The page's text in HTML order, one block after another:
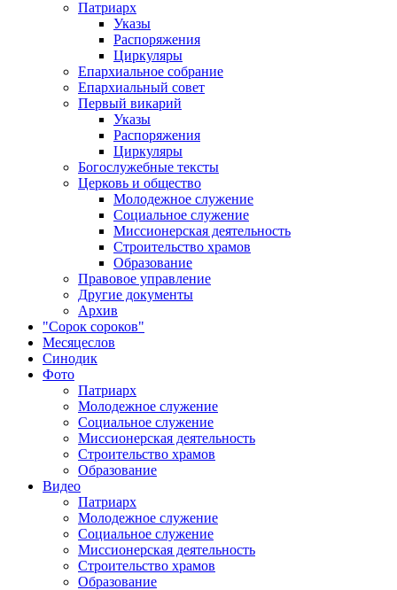
Патриарх
Указы
Распоряжения
Циркуляры
Епархиальное собрание
Епархиальный совет
Первый викарий
Указы
Распоряжения
Циркуляры
Богослужебные тексты
Церковь и общество
Молодежное служение
Социальное служение
Миссионерская деятельность
Строительство храмов
Образование
Правовое управление
Другие документы
Архив
"Сорок сороков"
Месяцеслов
Синодик
Фото
Патриарх
Молодежное служение
Социальное служение
Миссионерская деятельность
Строительство храмов
Образование
Видео
Патриарх
Молодежное служение
Социальное служение
Миссионерская деятельность
Строительство храмов
Образование